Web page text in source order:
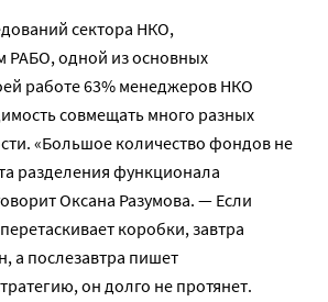
сектора НКО,
РАБО, одной из основных
работе 63% менеджеров НКО
совмещать много разных
«Большое количество фондов не
разделения функционала
Оксана Разумова. — Если
коробки, завтра
а послезавтра пишет
он долго не протянет.